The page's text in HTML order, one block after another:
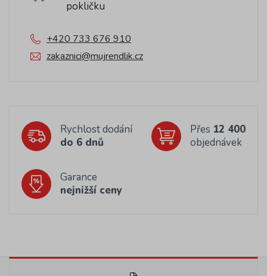
pokličku
+420 733 676 910
zakaznici@mujrendlik.cz
Rychlost dodání
do 6 dnů
Přes 12 400
objednávek
Garance
nejnižší ceny